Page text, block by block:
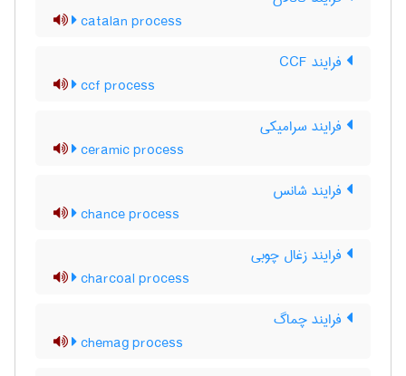
catalan process
فرایند CCF
ccf process
فرایند سرامیکی
ceramic process
فرایند شانس
chance process
فرایند زغال چوبی
charcoal process
فرایند چماگ
chemag process